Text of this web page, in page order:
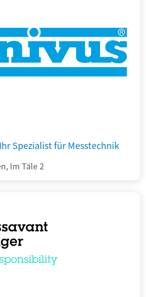
Spezialist für Messtechnik
Im Täle 2